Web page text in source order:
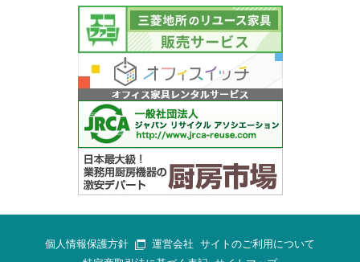
個人情報保護方針 運営会社 サイトのご利用について